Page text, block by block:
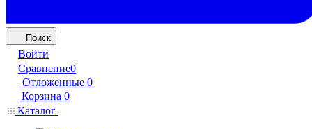
Поиск
Войти
Сравнение0
Отложенные 0
Корзина 0
Каталог